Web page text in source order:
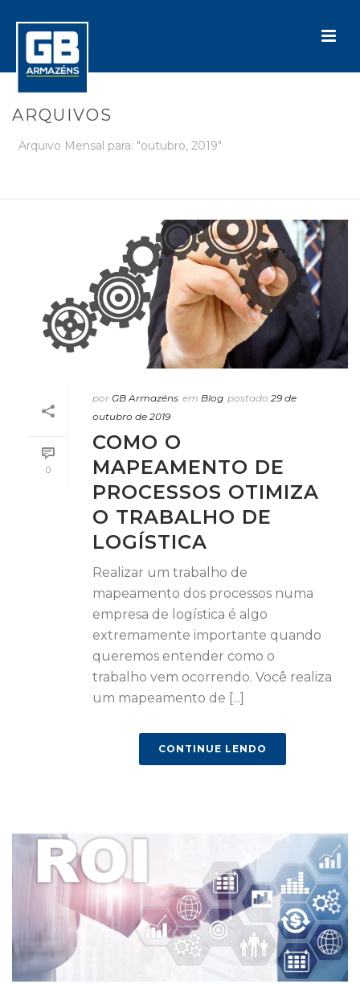
ARQUIVOS
Arquivo Mensal para: "outubro, 2019"
0
por GB Armazéns em Blog postado 29 de
outubro de 2019
COMO O
MAPEAMENTO DE
PROCESSOS OTIMIZA
O TRABALHO DE
LOGÍSTICA
Realizar um trabalho de
mapeamento dos processos numa
empresa de logística é algo
extremamente importante quando
queremos entender como o
trabalho vem ocorrendo. Você realiza
um mapeamento de [...]
CONTINUE LENDO